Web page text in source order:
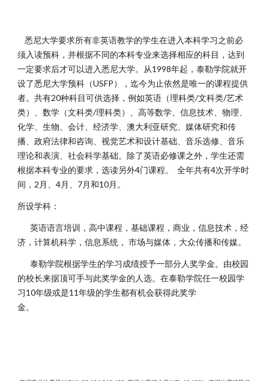
悉尼大学要求所有非英语教学的学生在进入本科学习之前必
须入读预科，并根据不同的本科专业来选择相应的科目，达到
一定要求后才可以进入悉尼大学。从1998年起，泰勒学院就开
设了悉尼大学预科（USFP），迄今为止依然是唯一的课程提供
者。共有20种科目可供选择，例如英语（理科类/文科类/艺术
类）、数学（文科类/理科类）、高等数学、信息技术、物理、
化学、生物、会计、经济学、澳大利亚研究、媒体研究和传
播、政府法律和咨询、视觉艺术和设计基础、音乐选修、音乐
理论和表演、社会科学基础。除了英语必修课之外，学生还需
根据本科专业的要求，选读另外4门课程。 全年共有4次开学时
间，2月、4月、7月和10月。
所设学科：
英语语言培训，高中课程，基础课程，商业，信息技术，经
济，计算机科学，信息系统， 市场与媒体，大众传播和传媒。
泰勒学院根据学生的学习成绩授予一部分人奖学金。由校园
的校长来据顶可手与此奖学金的人选。在泰勒学院任一校园学
习10年级或是11年级的学生都有机会获得此奖学
金。